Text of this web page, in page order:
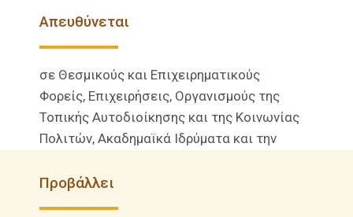
Απευθύνεται
σε Θεσμικούς και Επιχειρηματικούς
Φορείς, Επιχειρήσεις, Οργανισμούς της
Τοπικής Αυτοδιοίκησης και της Κοινωνίας
Πολιτών, Ακαδημαϊκά Ιδρύματα και την
Προβάλλει